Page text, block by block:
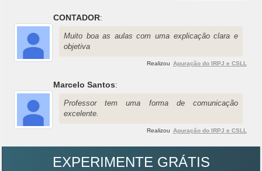
CONTADOR:
Muito boa as aulas com uma explicação clara e
objetiva
Realizou Apuração do IRPJ e CSLL
Marcelo Santos:
Professor tem uma forma de comunicação
excelente.
Realizou Apuração do IRPJ e CSLL
EXPERIMENTE GRÁTIS